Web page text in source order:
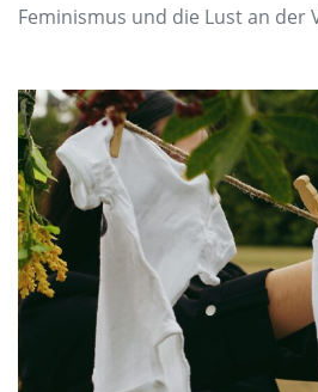
Feminismus und die Lust an der